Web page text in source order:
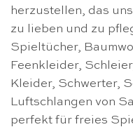
herzustellen, das
zu lieben und zu
Spieltücher,
Feenkleider,
Kleider, Schwerter,
Luftschlangen von
perfekt für freies